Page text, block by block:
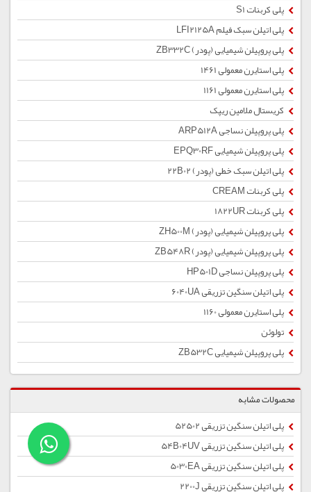
پلی کربنات S1
پلی اتیلن سبک فیلم LFI2125A
پلی پروپیلن شیمیایی (پودر) ZB332C
پلی استایرن معمولی 1461
پلی استایرن معمولی 1161
کریستال ملامین ریپک
پلی پروپیلن نساجی ARP512A
پلی پروپیلن شیمیایی EPQ30RF
پلی اتیلن سبک خطی (پودر) 22B02
پلی کربنات CREAM
پلی کربنات 1822UR
پلی پروپیلن شیمیایی (پودر) ZH500M
پلی پروپیلن شیمیایی (پودر) ZB548R
پلی پروپیلن نساجی HP501D
پلی اتیلن سنگین تزریقی 6040UA
پلی استایرن معمولی 1160
تولوئن
پلی پروپیلن شیمیایی ZB532C
محصولات مشابه
پلی اتیلن سنگین تزریقی 52502
پلی اتیلن سنگین تزریقی 54B04UV
پلی اتیلن سنگین تزریقی 5030EA
پلی اتیلن سنگین تزریقی 2200J